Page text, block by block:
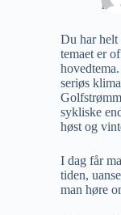
16
Du har helt
temaet er
seriøs
sykliske
høst og
I dag får
tiden,
man høre